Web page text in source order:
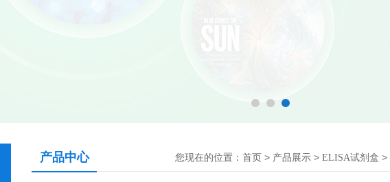
产品中心 您现在的位置： 首页 > 产品展示 > ELISA试剂盒 >